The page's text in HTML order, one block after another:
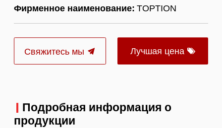
Фирменное наименование: TOPTION
Свяжитесь мы Лучшая цена
Подробная информация о
продукции